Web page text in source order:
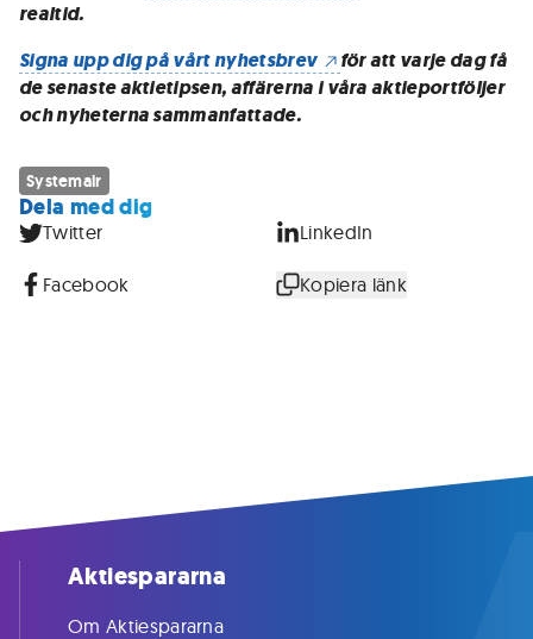
realtid.
Signa upp dig på vårt nyhetsbrev
för att varje dag få
de senaste aktietipsen, affärerna i våra aktieportföljer
och nyheterna sammanfattade.
Systemair
Dela med dig
Twitter LinkedIn
Facebook Kopiera länk
Aktiespararna
Om Aktiespararna